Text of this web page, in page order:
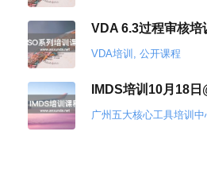
VDA 6.3过程审核培
VDA培训 公开课程
IMDS培训10月18日
广州五大核心工具培训中